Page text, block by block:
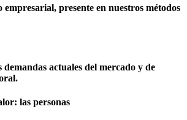
empresarial, presente en nuestros métodos
demandas actuales del mercado y de
las personas